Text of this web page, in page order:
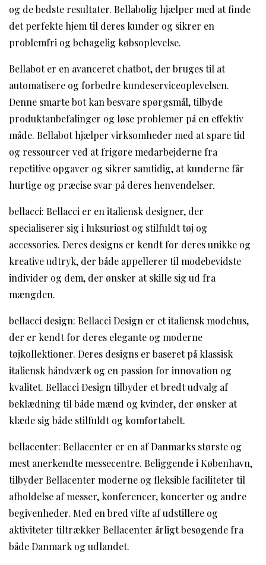
og de bedste resultater. Bellabolig hjælper med at finde
det perfekte hjem til deres kunder og sikrer en
problemfri og behagelig købsoplevelse.
Bellabot er en avanceret chatbot, der bruges til at
automatisere og forbedre kundeserviceoplevelsen.
Denne smarte bot kan besvare spørgsmål, tilbyde
produktanbefalinger og løse problemer på en effektiv
måde. Bellabot hjælper virksomheder med at spare tid
og ressourcer ved at frigøre medarbejderne fra
repetitive opgaver og sikrer samtidig, at kunderne får
hurtige og præcise svar på deres henvendelser.
bellacci: Bellacci er en italiensk designer, der
specialiserer sig i luksuriøst og stilfuldt tøj og
accessories. Deres designs er kendt for deres unikke og
kreative udtryk, der både appellerer til modebevidste
individer og dem, der ønsker at skille sig ud fra
mængden.
bellacci design: Bellacci Design er et italiensk modehus,
der er kendt for deres elegante og moderne
tøjkollektioner. Deres designs er baseret på klassisk
italiensk håndværk og en passion for innovation og
kvalitet. Bellacci Design tilbyder et bredt udvalg af
beklædning til både mænd og kvinder, der ønsker at
klæde sig både stilfuldt og komfortabelt.
bellacenter: Bellacenter er en af Danmarks største og
mest anerkendte messecentre. Beliggende i København,
tilbyder Bellacenter moderne og fleksible faciliteter til
afholdelse af messer, konferencer, koncerter og andre
begivenheder. Med en bred vifte af udstillere og
aktiviteter tiltrækker Bellacenter årligt besøgende fra
både Danmark og udlandet.